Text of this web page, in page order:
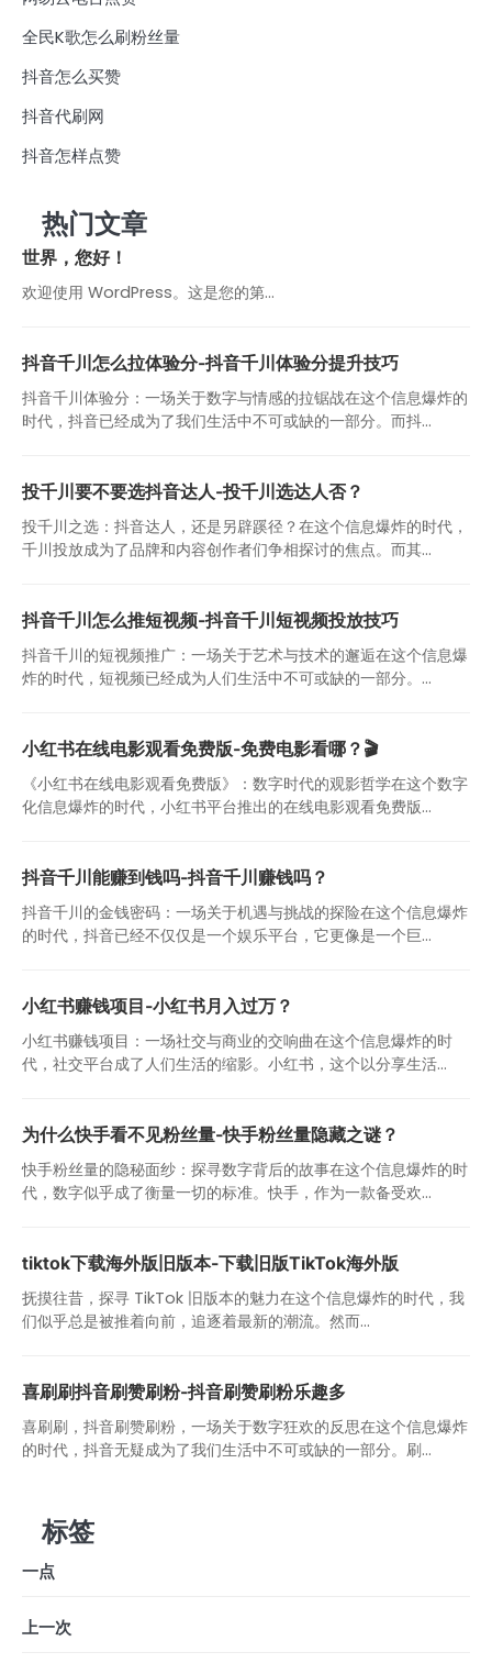
全民K歌怎么刷粉丝量
抖音怎么买赞
抖音代刷网
抖音怎样点赞
热门文章
世界，您好！
欢迎使用 WordPress。这是您的第…
抖音千川怎么拉体验分-抖音千川体验分提升技巧
抖音千川体验分：一场关于数字与情感的拉锯战在这个信息爆炸的
时代，抖音已经成为了我们生活中不可或缺的一部分。而抖...
投千川要不要选抖音达人-投千川选达人否？
投千川之选：抖音达人，还是另辟蹊径？在这个信息爆炸的时代，
千川投放成为了品牌和内容创作者们争相探讨的焦点。而其...
抖音千川怎么推短视频-抖音千川短视频投放技巧
抖音千川的短视频推广：一场关于艺术与技术的邂逅在这个信息爆
炸的时代，短视频已经成为人们生活中不可或缺的一部分。...
小红书在线电影观看免费版-免费电影看哪？🎬
《小红书在线电影观看免费版》：数字时代的观影哲学在这个数字
化信息爆炸的时代，小红书平台推出的在线电影观看免费版...
抖音千川能赚到钱吗-抖音千川赚钱吗？
抖音千川的金钱密码：一场关于机遇与挑战的探险在这个信息爆炸
的时代，抖音已经不仅仅是一个娱乐平台，它更像是一个巨...
小红书赚钱项目-小红书月入过万？
小红书赚钱项目：一场社交与商业的交响曲在这个信息爆炸的时
代，社交平台成了人们生活的缩影。小红书，这个以分享生活...
为什么快手看不见粉丝量-快手粉丝量隐藏之谜？
快手粉丝量的隐秘面纱：探寻数字背后的故事在这个信息爆炸的时
代，数字似乎成了衡量一切的标准。快手，作为一款备受欢...
tiktok下载海外版旧版本-下载旧版TikTok海外版
抚摸往昔，探寻 TikTok 旧版本的魅力在这个信息爆炸的时代，我
们似乎总是被推着向前，追逐着最新的潮流。然而...
喜刷刷抖音刷赞刷粉-抖音刷赞刷粉乐趣多
喜刷刷，抖音刷赞刷粉，一场关于数字狂欢的反思在这个信息爆炸
的时代，抖音无疑成为了我们生活中不可或缺的一部分。刷...
标签
一点
上一次